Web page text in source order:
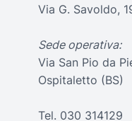
Via G. Savoldo,
Sede operativa:
Via San Pio da
Ospitaletto (BS)
Tel. 030 314129